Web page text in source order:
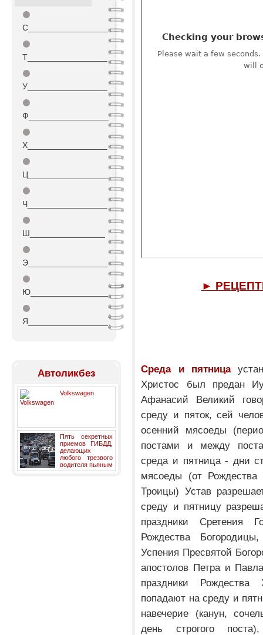
⚫
С_________________
⚫
Т_________________
⚫
У_________________
⚫
Ф_________________
⚫
Х_________________
⚫
Ц_________________
⚫
Ч_________________
⚫
Ш________________
⚫
Э_________________
⚫
Ю_________________
⚫
Я_________________
Автоликбез
Volkswagen
Пять секретных
приемов ГИБДД,
делающих
любого трезвого
водителя пьяным
►
Среда и пятница
Христос был предан
Афанасий Великий
среду и пяток, сей
осенний мясоеды
постами и между
среда и пятница - дни
мясоеды (от
Троицы) Устав
среду и пятницу
праздники Сретения
Рождества
Успения Пресвятой
апостолов Петра и
праздники
попадают на среду и
навечерие (канун,
день строгого